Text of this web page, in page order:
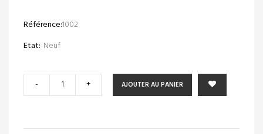
Référence:1002
Etat: Neuf
- + AJOUTER AU PANIER